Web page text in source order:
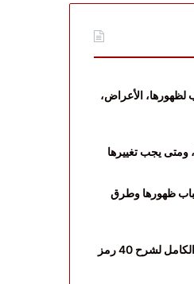
اهم 7 أسباب لظهورها، الأعراض،
ومتى يجب تغييرها
ظهورها وطرق
علامات الطبلون تويوتا: الدليل الكامل لشرح 40 رمز